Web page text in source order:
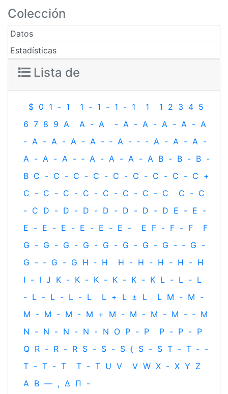
Colección
Datos
Estadísticas
Lista de
$ 0 1 - 1 1 - 1 - 1 - 1 1 1 2 3 4 5
6 7 8 9 A A - A - A - A - A - A - A
- A - A - A - A - ‐ A - ‐ - A - A - A -
A - A - A - ‐ A - A - A - A B - B - B -
B C - C - C - C - C - C - C - C - C +
C - C - C - C - C - C - C - C C - C
- C D - D - D - D - D - D - D E - E -
E - E - E - E - E - E - E F - F - F
F
G - G - G - G - G - G - G - G - ‐ G -
G - ‐ G - G H ‐ H H - H - H - H - H
I - I J K - K - K - K - K - K L - L - L
- L - L - L - L L + L ± L L M - M -
M - M - M - M + M - M - M - M - ‐ M
N - N - N - N - N O P - P P - P - P
Q R - R - R S - S - S { S - S T - T ‐ -
T - T - T T - T U V V W X - X Y Z
Α Β — , Δ Π -